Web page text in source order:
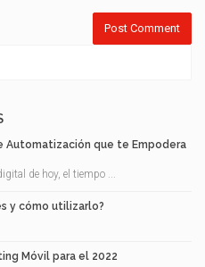
Automatización que te Empodera
de hoy, el tiempo ...
y cómo utilizarlo?
Móvil para el 2022